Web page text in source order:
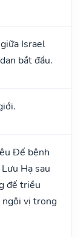
Israel
bắt đầu.
Đế bệnh
Hạ sau
đế triều
ngôi vị trong